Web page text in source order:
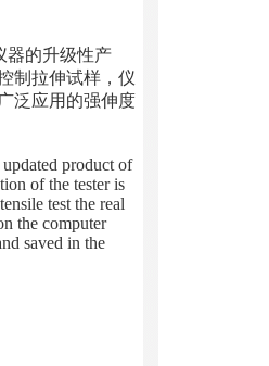
的升级性产
制拉伸试样，仪
泛应用的强伸度
product of
of the tester is
test the real
the computer
saved in the